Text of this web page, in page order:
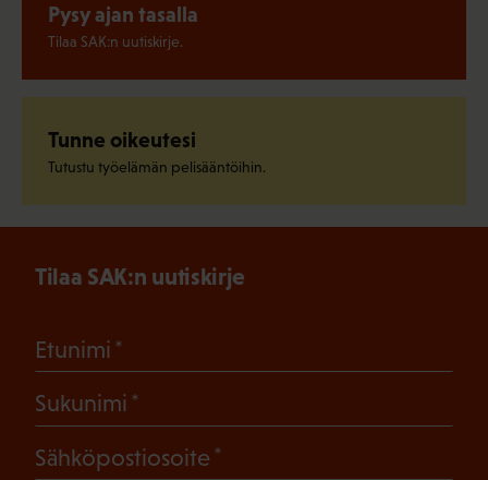
Pysy ajan tasalla
Tilaa SAK:n uutiskirje.
Tunne oikeutesi
Tutustu työelämän pelisääntöihin.
Tilaa SAK:n uutiskirje
Etunimi
Sukunimi
Sähköpostiosoite